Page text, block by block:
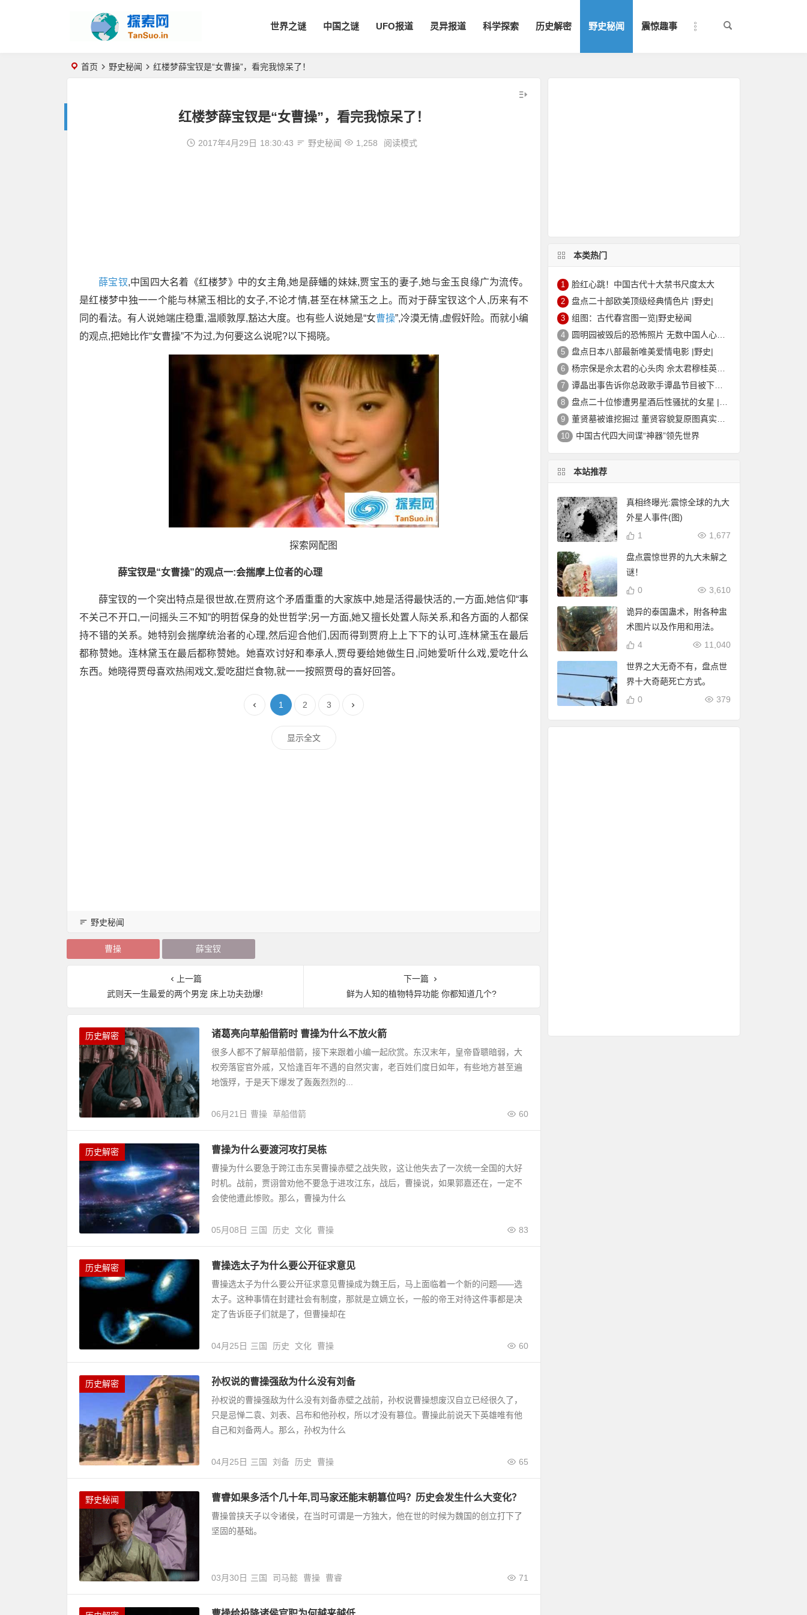
世界之谜 中国之谜 UFO报道 灵异报道 科学探索 历史解密 野史秘闻 震惊趣事
首页 野史秘闻 红楼梦薛宝钗是“女曹操”，看完我惊呆了！
红楼梦薛宝钗是“女曹操”，看完我惊呆了！
2017年4月29日 18:30:43 野史秘闻 1,258 阅读模式
薛宝钗,中国四大名着《红楼梦》中的女主角,她是薛蟠的妹妹,贾宝玉的妻子,她与金玉良缘广为流传。
是红楼梦中独一一个能与林黛玉相比的女子,不论才情,甚至在林黛玉之上。而对于薛宝钗这个人,历来有不
同的看法。有人说她端庄稳重,温顺敦厚,豁达大度。也有些人说她是“女曹操”,冷漠无情,虚假奸险。而就小编
的观点,把她比作“女曹操”不为过,为何要这么说呢?以下揭晓。
探索网配图
薛宝钗是“女曹操”的观点一:会揣摩上位者的心理
薛宝钗的一个突出特点是很世故,在贾府这个矛盾重重的大家族中,她是活得最快活的,一方面,她信仰“事
不关己不开口,一问摇头三不知”的明哲保身的处世哲学;另一方面,她又擅长处置人际关系,和各方面的人都保
持不错的关系。她特别会揣摩统治者的心理,然后迎合他们,因而得到贾府上上下下的认可,连林黛玉在最后
都称赞她。连林黛玉在最后都称赞她。她喜欢讨好和奉承人,贾母要给她做生日,问她爱听什么戏,爱吃什么
东西。她晓得贾母喜欢热闹戏文,爱吃甜烂食物,就一一按照贾母的喜好回答。
1 2 3
显示全文
野史秘闻
曹操 薛宝钗
上一篇
武则天一生最爱的两个男宠 床上功夫劲爆!
下一篇
鲜为人知的植物特异功能 你都知道几个?
历史解密 诸葛亮向草船借箭时 曹操为什么不放火箭
很多人都不了解草船借箭，接下来跟着小编一起欣赏。东汉末年，皇帝昏聩暗弱，大
权旁落宦官外戚，又恰逢百年不遇的自然灾害，老百姓们度日如年，有些地方甚至遍
地饿殍，于是天下爆发了轰轰烈烈的...
06月21日 60
曹操 草船借箭
历史解密 曹操为什么要渡河攻打吴栋
曹操为什么要急于跨江击东吴曹操赤壁之战失败，这让他失去了一次统一全国的大好
时机。战前，贾诩曾劝他不要急于进攻江东，战后，曹操说，如果郭嘉还在，一定不
会使他遭此惨败。那么，曹操为什么
05月08日 83
三国 历史 文化 曹操
历史解密 曹操选太子为什么要公开征求意见
曹操选太子为什么要公开征求意见曹操成为魏王后，马上面临着一个新的问题——选
太子。这种事情在封建社会有制度，那就是立嫡立长，一般的帝王对待这件事都是决
定了告诉臣子们就是了，但曹操却在
04月25日 60
三国 历史 文化 曹操
历史解密 孙权说的曹操强敌为什么没有刘备
孙权说的曹操强敌为什么没有刘备赤壁之战前，孙权说曹操想废汉自立已经很久了，
只是忌惮二袁、刘表、吕布和他孙权，所以才没有篡位。曹操此前说天下英雄唯有他
自己和刘备两人。那么，孙权为什么
04月25日 65
三国 刘备 历史 曹操
野史秘闻 曹睿如果多活个几十年,司马家还能末朝篡位吗？历史会发生什么大变化？
曹操曾挟天子以令诸侯，在当时可谓是一方独大，他在世的时候为魏国的创立打下了
坚固的基础。
03月30日 71
三国 司马懿 曹操 曹睿
本类热门
1 脸红心跳！中国古代十大禁书尺度太大
2 盘点二十部欧美顶级经典情色片 |野史|
3 组图：古代春宫图一览|野史秘闻
4 圆明园被毁后的恐怖照片 无数中国人心中的痛
5 盘点日本八部最新唯美爱情电影 |野史|
6 杨宗保是佘太君的心头肉 佘太君穆桂英的故事|野史秘闻
7 谭晶出事告诉你总政歌手谭晶节目被下架的真相
8 盘点二十位惨遭男星酒后性骚扰的女星 |野史|
9 董贤墓被谁挖掘过 董贤容貌复原图真实外貌|野史秘闻
10 中国古代四大间谍“神器”领先世界
本站推荐
真相终曝光:震惊全球的九大
外星人事件(图)
1,677
1
盘点震惊世界的九大未解之
谜！
3,610
0
诡异的泰国蛊术，附各种盅
术图片以及作用和用法。
11,040
4
世界之大无奇不有，盘点世
界十大奇葩死亡方式。
379
0